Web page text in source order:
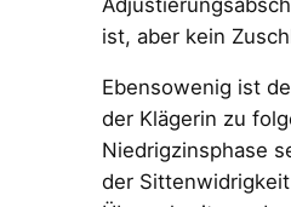
ist, aber kein
Ebensowenig ist
der Klägerin zu
Niedrigzinsphase
der